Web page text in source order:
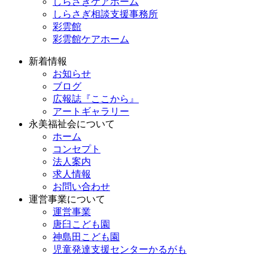
しらさぎ相談支援事務所
彩雲館
彩雲館ケアホーム
新着情報
お知らせ
ブログ
広報誌『ここから』
アートギャラリー
永美福祉会について
ホーム
コンセプト
法人案内
求人情報
お問い合わせ
運営事業について
運営事業
唐臼こども園
神島田こども園
児童発達支援センターかるがも